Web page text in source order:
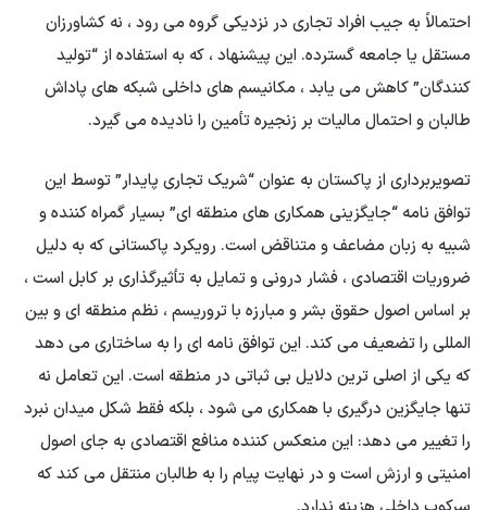
احتمالاً به جیب افراد تجاری در نزدیکی گروه می رود ، نه کشاورزان
مستقل یا جامعه گسترده. این پیشنهاد ، که به استفاده از “تولید
کنندگان” کاهش می یابد ، مکانیسم های داخلی شبکه های پاداش
طالبان و احتمال مالیات بر زنجیره تأمین را نادیده می گیرد.
تصویربرداری از پاکستان به عنوان “شریک تجاری پایدار” توسط این
توافق نامه “جایگزینی همکاری های منطقه ای” بسیار گمراه کننده و
شبیه به زبان مضاعف و متناقض است. رویکرد پاکستانی که به دلیل
ضروریات اقتصادی ، فشار درونی و تمایل به تأثیرگذاری بر کابل است ،
بر اساس اصول حقوق بشر و مبارزه با تروریسم ، نظم منطقه ای و بین
المللی را تضعیف می کند. این توافق نامه ای را به ساختاری می دهد
که یکی از اصلی ترین دلایل بی ثباتی در منطقه است. این تعامل نه
تنها جایگزین درگیری با همکاری می شود ، بلکه فقط شکل میدان نبرد
را تغییر می دهد: این منعکس کننده منافع اقتصادی به جای اصول
امنیتی و ارزش است و در نهایت پیام را به طالبان منتقل می کند که